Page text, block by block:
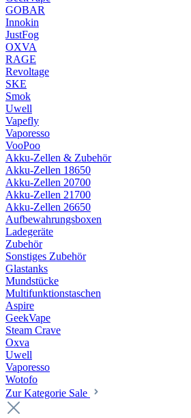
GOBAR
Innokin
JustFog
OXVA
RAGE
Revoltage
SKE
Smok
Uwell
Vapefly
Vaporesso
VooPoo
Akku-Zellen & Zubehör
Akku-Zellen 18650
Akku-Zellen 20700
Akku-Zellen 21700
Akku-Zellen 26650
Aufbewahrungsboxen
Ladegeräte
Zubehör
Sonstiges Zubehör
Glastanks
Mundstücke
Multifunktionstaschen
Aspire
GeekVape
Steam Crave
Oxva
Uwell
Vaporesso
Wotofo
Zur Kategorie Sale